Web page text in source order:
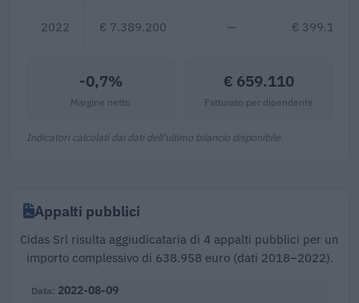
2022 € 7.389.200 — € 399.178
-0,7%
Margine netto
€ 659.110
Fatturato per dipendente
Indicatori calcolati dai dati dell'ultimo bilancio disponibile.
Appalti pubblici
Cidas Srl risulta aggiudicataria di 4 appalti pubblici per un
importo complessivo di 638.958 euro (dati 2018–2022).
2022-08-09